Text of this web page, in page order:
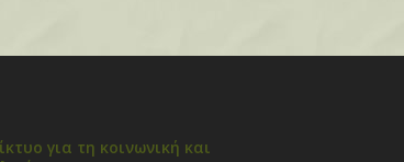
για τη κοινωνική και